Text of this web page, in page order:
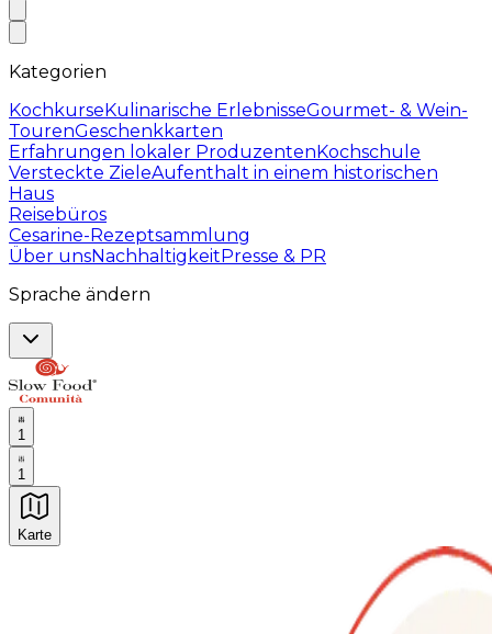
Kategorien
KochkurseKulinarische ErlebnisseGourmet- & Wein-
TourenGeschenkkarten
Erfahrungen lokaler ProduzentenKochschule
Versteckte ZieleAufenthalt in einem historischen
Haus
Reisebüros
Cesarine-Rezeptsammlung
Über unsNachhaltigkeitPresse & PR
Sprache ändern
1
1
Karte
Unvergessliche kulinarische Erlebnisse: